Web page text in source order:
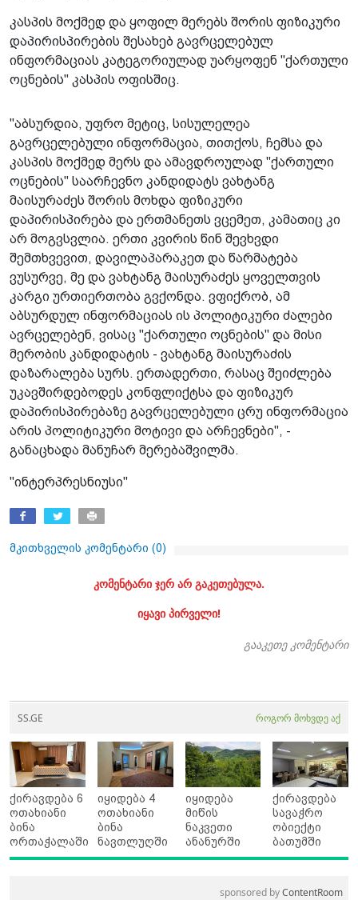
კასპის მოქმედ და ყოფილ მერებს შორის ფიზიკური
დაპირისპირების შესახებ გავრცელებულ
ინფორმაციას კატეგორიულად უარყოფენ "ქართული
ოცნების" კასპის ოფისშიც.
"აბსურდია, უფრო მეტიც, სისულელეა
გავრცელებული ინფორმაცია, თითქოს, ჩემსა და
კასპის მოქმედ მერს და ამავდროულად "ქართული
ოცნების" საარჩევნო კანდიდატს ვახტანგ
მაისურაძეს შორის მოხდა ფიზიკური
დაპირისპირება და ერთმანეთს ვცემეთ, კამათიც კი
არ მოგვსვლია. ერთი კვირის წინ შევხვდი
შემთხვევით, დავილაპარაკეთ და წარმატება
ვუსურვე, მე და ვახტანგ მაისურაძეს ყოველთვის
კარგი ურთიერთობა გვქონდა. ვფიქრობ, ამ
აბსურდულ ინფორმაციას ის პოლიტიკური ძალები
ავრცელებენ, ვისაც "ქართული ოცნების" და მისი
მერობის კანდიდატის - ვახტანგ მაისურაძის
დაზარალება სურს. ერთადერთი, რასაც შეიძლება
უკავშირდებოდეს კონფლიქტსა და ფიზიკურ
დაპირისპირებაზე გავრცელებული ცრუ ინფორმაცია
არის პოლიტიკური მოტივი და არჩევნები", -
განაცხადა მანუჩარ მერებაშვილმა.
"ინტერპრესნიუსი"
მკითხველის კომენტარი (0)
კომენტარი ჯერ არ გაკეთებულა.
იყავი პირველი!
გააკეთე კომენტარი
SS.GE როგორ მოხვდე აქ
ქირავდება 6
ოთახიანი
ბინა
ორთაჭალაში
იყიდება 4
ოთახიანი
ბინა
ნავთლუღში
იყიდება
მიწის
ნაკვეთი
ანანურში
ქირავდება
სავაჭრო
ობიექტი
ბათუმში
sponsored byContentRoom